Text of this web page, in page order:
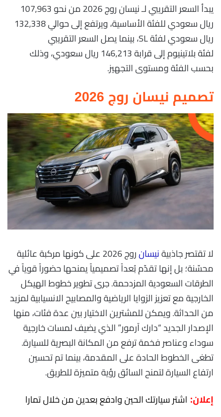
يبدأ السعر التقريبي لـ نيسان روج 2026 من نحو 107,963
ريال سعودي للفئة الأساسية، ويرتفع إلى حوالي 132,338
ريال سعودي لفئة SL، بينما يصل السعر التقريبي
لفئة بلاتينيوم إلى قرابة 146,213 ريال سعودي، وذلك
بحسب الفئة ومستوى التجهيز.
تصميم نيسان روج 2026
لا تقتصر جاذبيةنيسان
روج 2026 على كونها مركبة عائلية
محسّنة؛ بل إنها تقدّم بُعداً تصميمياً يمنحها حضوراً قوياً في
الطرقات السعودية المزدحمة. جرى تطوير خطوط الهيكل
الخارجية مع تعزيز الزوايا الرياضية والمصابيح الانسيابية لمزيد
من الحداثة. ويمكن للمشترين الاختيار بين عدة فئات، منها
الإصدار الجديد “دارك آرمور” الذي يضيف لمسات خارجية
سوداء وعناصر فخمة ترفع من المكانة البصرية للسيارة.
تطغى الخطوط الحادة على المقدمة، بينما تم تحسين
ارتفاع السيارة لتمنح السائق رؤية متميزة للطريق.
إعلان: اشتر سيارتك الحين وادفع بعدين من خلال تمارا